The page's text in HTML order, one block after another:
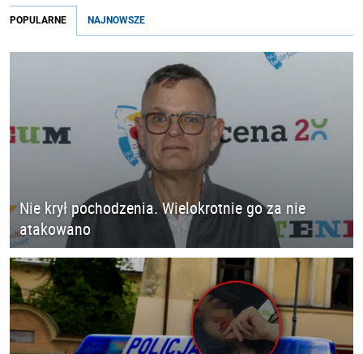
POPULARNE NAJNOWSZE
Nie krył pochodzenia. Wielokrotnie go za nie
atakowano